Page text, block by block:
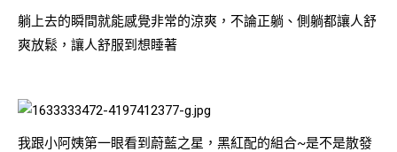
躺上去的瞬間就能感覺非常的涼爽，不論正躺、側躺都讓人舒
爽放鬆，讓人舒服到想睡著
我跟小阿姨第一眼看到蔚藍之星，黑紅配的組合~是不是散發